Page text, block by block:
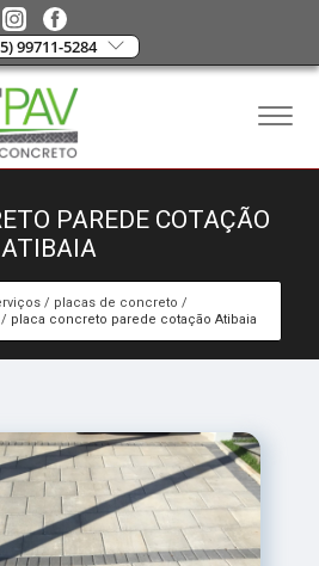
99711-5284
PAREDE COTAÇÃO
ATIBAIA
placas de concreto
placa concreto parede cotação Atibaia